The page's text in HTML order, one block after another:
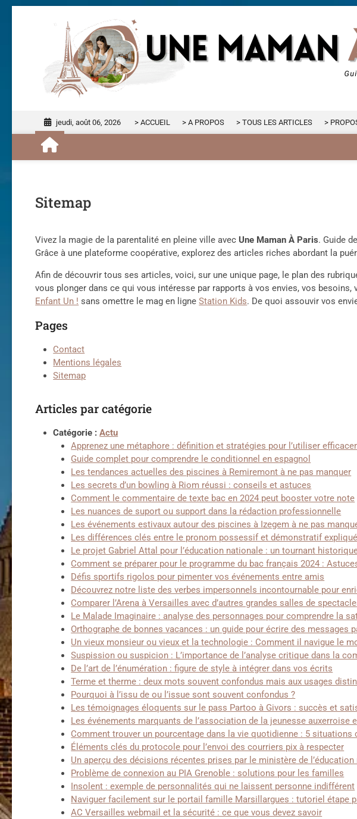
jeudi, août 06, 2026 > ACCUEIL > A PROPOS > TOUS LES ARTICLES >
Sitemap
Vivez la magie de la parentalité en pleine ville avecUne Maman À Paris. Guide
Grâce à une plateforme coopérative, explorez des articles riches abordant la
Afin de découvrir tous ses articles, voici, sur une unique page, le plan des
vous plonger dans ce qui vous intéresse par rapports à vos envies, vos
Enfant Un ! sans omettre le mag en ligneStation Kids. De quoi assouvir vos
Pages
Contact
Mentions légales
Sitemap
Articles par catégorie
Catégorie :Actu
Apprenez une métaphore : définition et stratégies pour l’utiliser
Guide complet pour comprendre le conditionnel en espagnol
Les tendances actuelles des piscines à Remiremont à ne pas manquer
Les secrets d’un bowling à Riom réussi : conseils et astuces
Comment le commentaire de texte bac en 2024 peut booster votre note
Les nuances de suport ou support dans la rédaction professionnelle
Les événements estivaux autour des piscines à Izegem à ne pas
Les différences clés entre le pronom possessif et démonstratif
Le projet Gabriel Attal pour l’éducation nationale : un tournant
Comment se préparer pour le programme du bac français 2024 :
Défis sportifs rigolos pour pimenter vos événements entre amis
Découvrez notre liste des verbes impersonnels incontournable pour
Comparer l’Arena à Versailles avec d’autres grandes salles de
Le Malade Imaginaire : analyse des personnages pour comprendre la
Orthographe de bonnes vacances : un guide pour écrire des messages
Un vieux monsieur ou vieux et la technologie : Comment il navigue le
Suspission ou suspicion : L’importance de l’analyse critique dans la
De l’art de l’énumération : figure de style à intégrer dans vos écrits
Terme et therme : deux mots souvent confondus mais aux usages
Pourquoi à l’issu de ou l’issue sont souvent confondus ?
Les témoignages éloquents sur le pass Partoo à Givors : succès et
Les événements marquants de l’association de la jeunesse auxerroise
Comment trouver un pourcentage dans la vie quotidienne : 5 situations
Éléments clés du protocole pour l’envoi des courriers pix à respecter
Un aperçu des décisions récentes prises par le ministère de
Problème de connexion au PIA Grenoble : solutions pour les familles
Insolent : exemple de personnalités qui ne laissent personne indifférent
Naviguer facilement sur le portail famille Marsillargues : tutoriel étape
AC Versailles webmail et la sécurité : ce que vous devez savoir